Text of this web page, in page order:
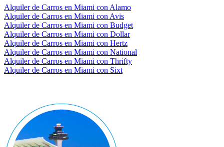
Alquiler de Carros en Miami con Alamo
Alquiler de Carros en Miami con Avis
Alquiler de Carros en Miami con Budget
Alquiler de Carros en Miami con Dollar
Alquiler de Carros en Miami con Hertz
Alquiler de Carros en Miami con National
Alquiler de Carros en Miami con Thrifty
Alquiler de Carros en Miami con Sixt